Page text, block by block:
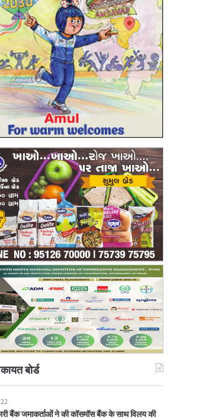
बोर्ड
बैंक जमाकर्ताओं ने की कॉसमॉस बैंक के साथ विलय की